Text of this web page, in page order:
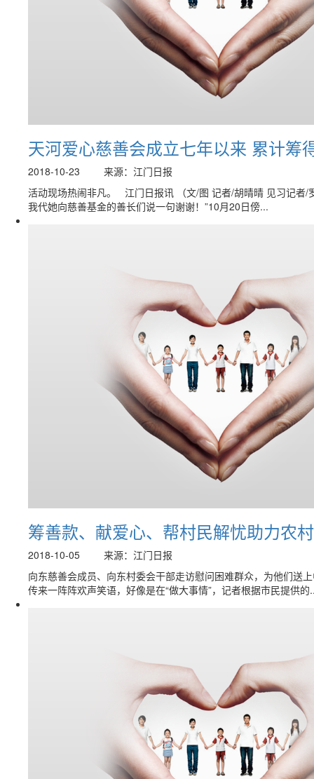
天河爱心慈善会成立七年以来 累计筹
2018-10-23
来源：江门日报
活动现场热闹非凡。 江门日报讯 （文/图 记者/胡晴晴 见习记者/
我代她向慈善基金的善长们说一句谢谢！”10月20日傍...
筹善款、献爱心、帮村民解忧助力农
2018-10-05
来源：江门日报
向东慈善会成员、向东村委会干部走访慰问困难群众，为他们
传来一阵阵欢声笑语，好像是在“做大事情”，记者根据市民提供的